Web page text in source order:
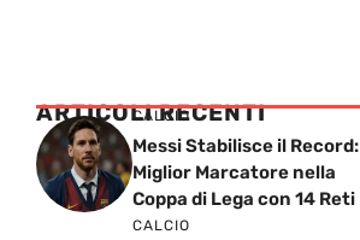
ARTICOLI RECENTI
CALCIO
Messi Stabilisce il Record:
Miglior Marcatore nella
Coppa di Lega con 14 Reti
CALCIO